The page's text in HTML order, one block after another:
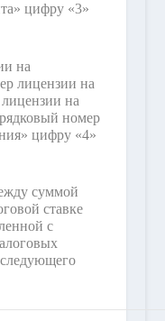
цифру «3»
на
лицензии на
на
номер
цифру «4»
суммой
ставке
с